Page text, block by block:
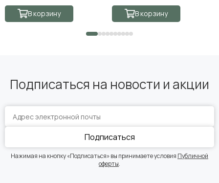
В корзину В корзину
Подписаться на новости и акции
Подписаться
Нажимая на кнопку «Подписаться» вы принимаете условия Публичной
оферты.